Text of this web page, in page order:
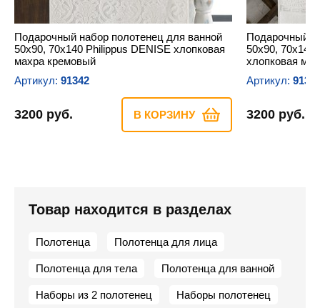
Подарочный набор полотенец для ванной
50х90, 70х140 Philippus DENISE хлопковая
махра кремовый
Артикул: 91342
3200 руб. В КОРЗИНУ
Подарочный
50х90, 70х140
хлопковая
Артикул:
3200 руб.
Товар находится в разделах
Полотенца Полотенца для лица
Полотенца для тела Полотенца для ванной
Наборы из 2 полотенец Наборы полотенец